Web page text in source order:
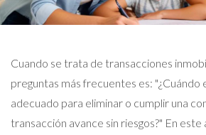
Cuando se trata de transacciones
preguntas más frecuentes es: "¿Cuándo
adecuado para eliminar o cumplir una
transacción avance sin riesgos?" En este